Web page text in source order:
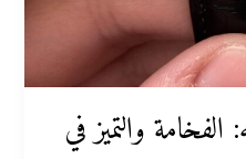
والتميز في